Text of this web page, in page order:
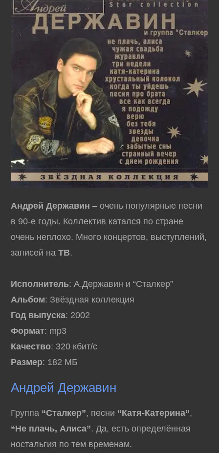
Андрей Державин – очень популярные песни
в 90-е годы. Коллектив катался по стране
очень неплохо. Много концертов, выступлений,
записей наТВ.
Исполнитель: А.Державин и “Сталкер”
Альбом: Звёздная коллекция
Год выпуска: 2002
Формат: mp3
Качество: 320 кбит/с
Размер: 182 МБ
Андрей Державин
Группа “Сталкер”, песни “Катя-Катерина”,
“Не плачь, Алиса”. Да, есть определённая
ностальгия по тем временам.